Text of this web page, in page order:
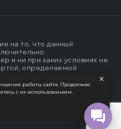
на то, что данный
и ни при каких условиях не
определяемой
437 Гражданского кодекса
×
работы сайта. Продолжая
с их использованием.